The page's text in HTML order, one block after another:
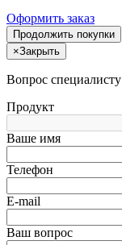
Оформить заказ
Продолжить покупки
×Закрыть
Вопрос специалисту
Продукт
Ваше имя
Телефон
E-mail
Ваш вопрос